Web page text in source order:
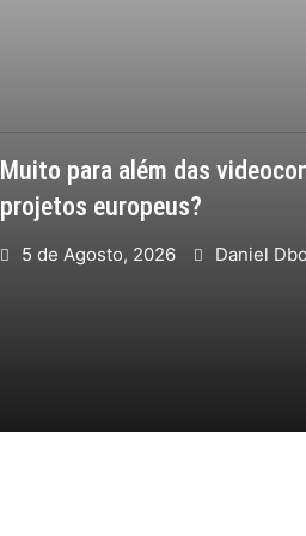
Muito para além das
projetos europeus?
5 de Agosto, 2026 Daniel